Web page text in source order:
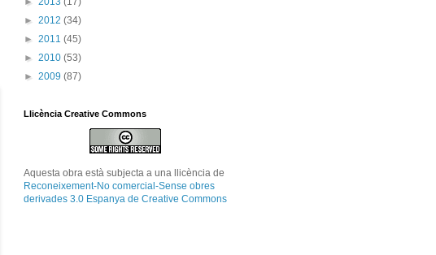
► 2012 (34)
► 2011 (45)
► 2010 (53)
► 2009 (87)
Llicència Creative Commons
Aquesta obra està subjecta a una llicència de
Reconeixement-No comercial-Sense obres
derivades 3.0 Espanya de Creative Commons